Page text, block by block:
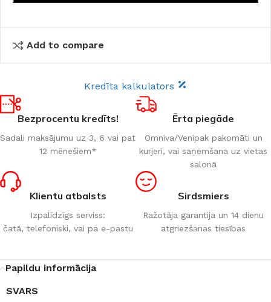
Add to compare
Kredīta kalkulators
Bezprocentu kredīts!
Sadali maksājumu uz 3, 6 vai pat
12 mēnešiem*
Ērta piegāde
Omniva/Venipak pakomāti un
kurjeri, vai saņemšana uz vietas
salonā
Klientu atbalsts
Izpalīdzīgs serviss:
čatā, telefoniski, vai pa e-pastu
Sirdsmiers
Ražotāja garantija un 14 dienu
atgriezšanas tiesības
Papildu informācija
SVARS